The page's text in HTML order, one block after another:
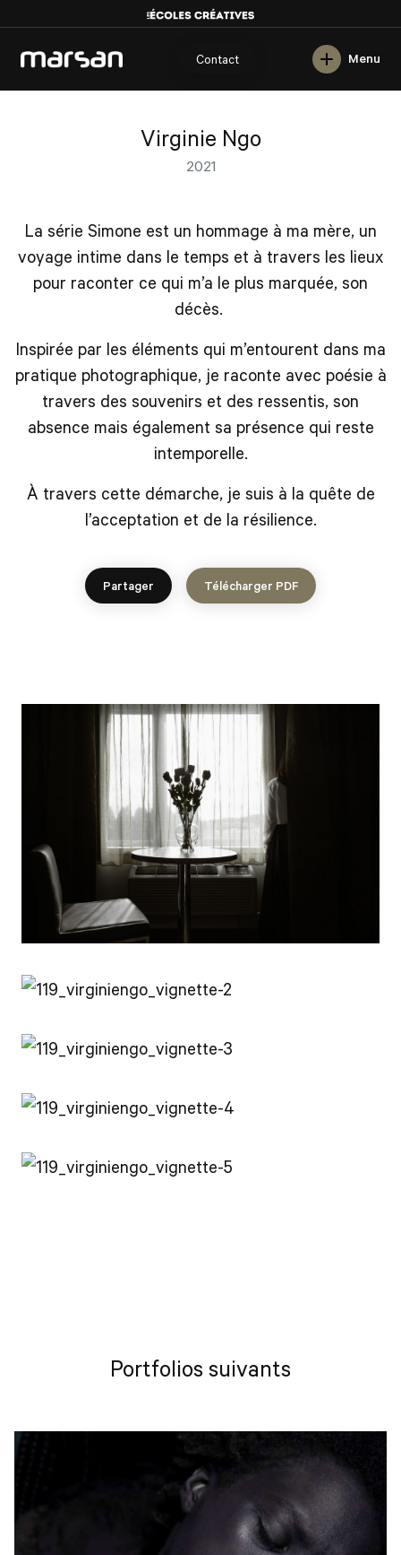
Contact Menu
English
Virginie Ngo
2021
La série Simone est un hommage à ma mère, un
voyage intime dans le temps et à travers les lieux
pour raconter ce qui m’a le plus marquée, son
décès.
Inspirée par les éléments qui m’entourent dans ma
pratique photographique, je raconte avec poésie à
travers des souvenirs et des ressentis, son
absence mais également sa présence qui reste
intemporelle.
À travers cette démarche, je suis à la quête de
l’acceptation et de la résilience.
Partager Télécharger PDF
Portfolios suivants